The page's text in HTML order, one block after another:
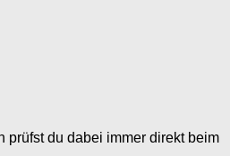
prüfst du dabei immer direkt beim